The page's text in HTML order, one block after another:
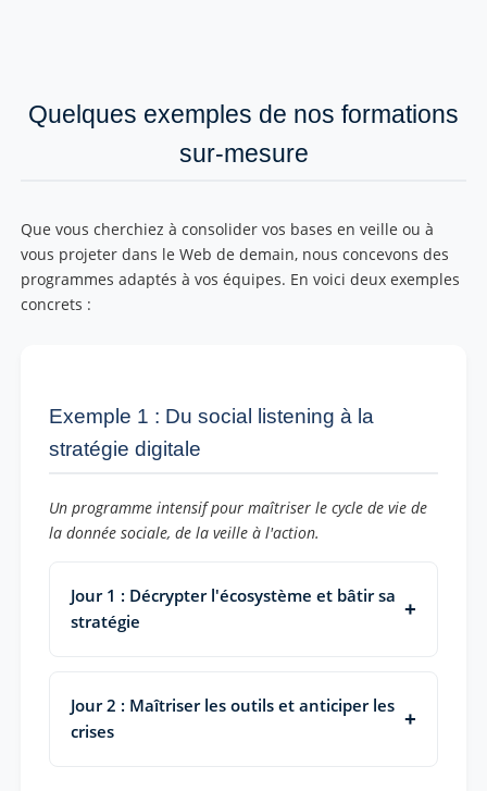
Quelques exemples de nos formations
sur-mesure
Que vous cherchiez à consolider vos bases en veille ou à
vous projeter dans le Web de demain, nous concevons des
programmes adaptés à vos équipes. En voici deux exemples
concrets :
Exemple 1 : Du social listening à la
stratégie digitale
Un programme intensif pour maîtriser le cycle de vie de
la donnée sociale, de la veille à l'action.
Jour 1 : Décrypter l'écosystème et bâtir sa
stratégie
Jour 2 : Maîtriser les outils et anticiper les
crises